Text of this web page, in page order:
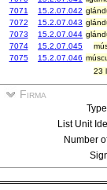
7071
15.2.07.042
7072
15.2.07.043
7073
15.2.07.044
7074
15.2.07.045
7075
15.2.07.046
23
Firma
List Unit
Number